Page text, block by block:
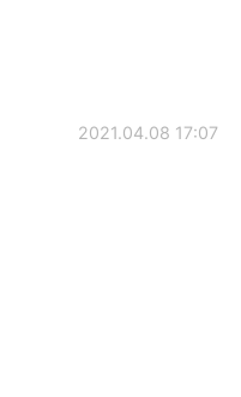
2021.04.08 17:07